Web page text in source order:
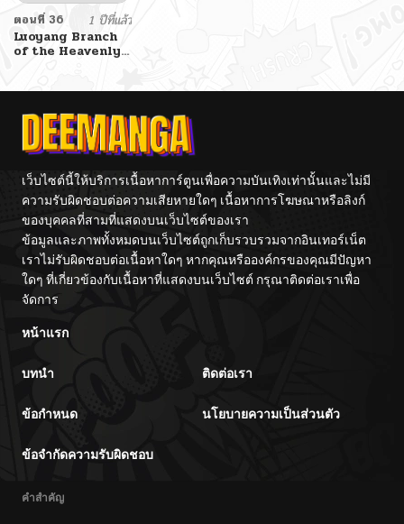
ตอนที่ 36
1 ปีที่แล้ว
Luoyang Branch
of the Heavenly
เว็บไซต์นี้ให้บริการเนื้อหาการ์ตูนเพื่อความบันเทิงเท่านั้นและไม่มี
ความรับผิดชอบต่อความเสียหายใดๆ เนื้อหาการโฆษณาหรือลิงก์
ของบุคคลที่สามที่แสดงบนเว็บไซต์ของเรา
ข้อมูลและภาพทั้งหมดบนเว็บไซต์ถูกเก็บรวบรวมจากอินเทอร์เน็ต
เราไม่รับผิดชอบต่อเนื้อหาใดๆ หากคุณหรือองค์กรของคุณมีปัญหา
ใดๆ ที่เกี่ยวข้องกับเนื้อหาที่แสดงบนเว็บไซต์ กรุณาติดต่อเราเพื่อ
จัดการ
หน้าแรก
บทนำ ติดต่อเรา
ข้อกำหนด นโยบายความเป็นส่วนตัว
ข้อจำกัดความรับผิดชอบ
คำสำคัญ